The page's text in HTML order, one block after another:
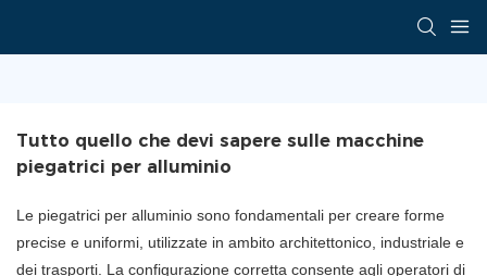
Tutto quello che devi sapere sulle macchine
piegatrici per alluminio
Le piegatrici per alluminio sono fondamentali per creare forme
precise e uniformi, utilizzate in ambito architettonico, industriale e
dei trasporti. La configurazione corretta consente agli operatori di